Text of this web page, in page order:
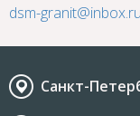
dsm-granit@inbox.ru
Санкт-